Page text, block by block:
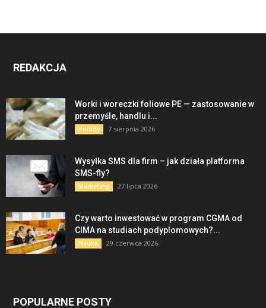
REDAKCJA
Worki i woreczki foliowe PE — zastosowanie w
przemyśle, handlu i...
Porady 7 sierpnia 2026
Wysyłka SMS dla firm – jak działa platforma
SMS-fly?
Marketing 27 lipca 2026
Czy warto inwestować w program CGMA od
CIMA na studiach podyplomowych?...
Nauka 29 czerwca 2026
POPULARNE POSTY